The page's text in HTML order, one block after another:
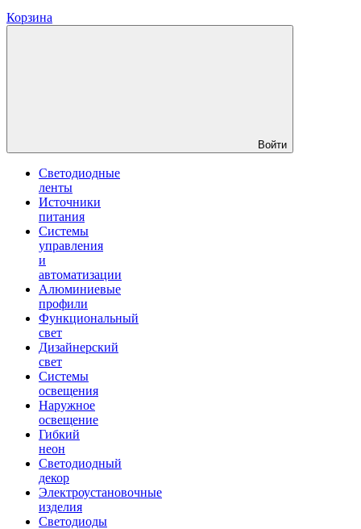
Корзина
Войти
Светодиодные
ленты
Источники
питания
Системы
управления
и
автоматизации
Алюминиевые
профили
Функциональный
свет
Дизайнерский
свет
Системы
освещения
Наружное
освещение
Гибкий
неон
Светодиодный
декор
Электроустановочные
изделия
Светодиоды